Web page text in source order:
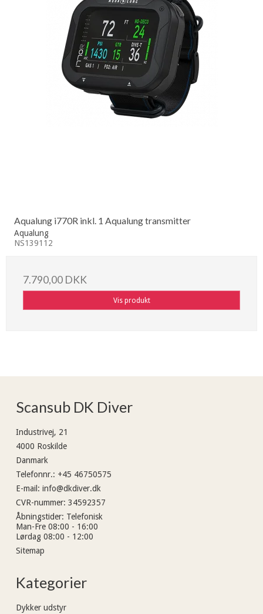
Aqualung i770R inkl. 1 Aqualung transmitter
Aqualung
NS139112
7.790,00 DKK
Vis produkt
Scansub DK Diver
Industrivej, 21
4000 Roskilde
Danmark
Telefonnr.: +45 46750575
E-mail : info@dkdiver.dk
CVR-nummer: 34592357
Åbningstider: Telefonisk
Man-Fre 08:00 - 16:00
Lørdag 08:00 - 12:00
Sitemap
Kategorier
Dykker udstyr